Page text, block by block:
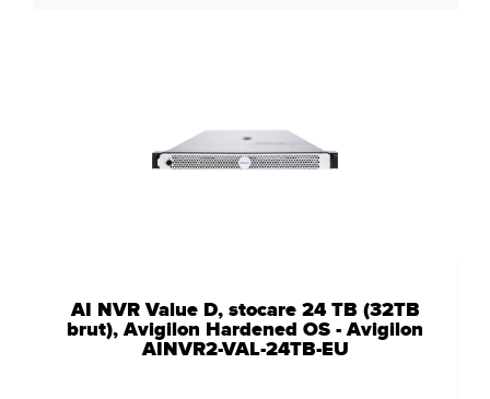
AI NVR Value D, stocare 24 TB (32TB
brut), Avigilon Hardened OS - Avigilon
AINVR2-VAL-24TB-EU